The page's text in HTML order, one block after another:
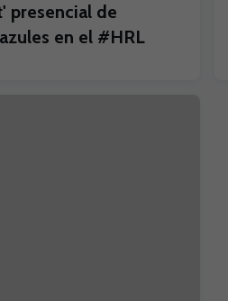
presencial de
en el #HRL